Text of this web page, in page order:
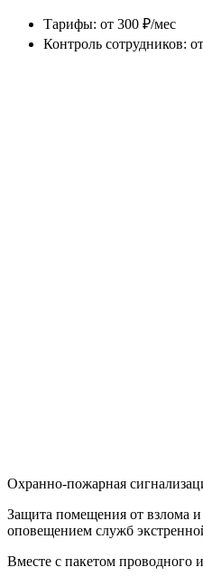
Тарифы: от 300 ₽/мес
Контроль сотрудников:
Охранно-пожарная
Защита помещения от взлома
оповещением служб
Вместе с пакетом проводного